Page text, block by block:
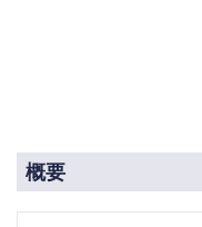
概要